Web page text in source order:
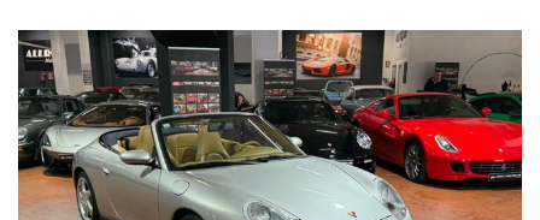
FRANGIVENTO
CERCHI IN LEGA
CRUISE CONTROL
LIBRETTO SERVICE ORIGINALE
TAGLIANDI PORSCHE
POSSIBILITA' ISCRIZIONE ASI IN SEDE
BOLLO SCONTATO